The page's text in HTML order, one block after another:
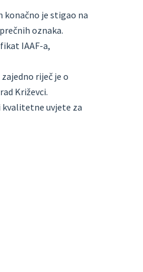
konačno je stigao na
oznaka.
IAAF-a,
riječ je o
Križevci.
uvjete za